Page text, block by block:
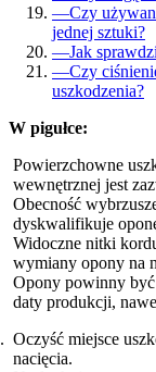
—Czy
jednej sztuki?
—Jak
—Czy
uszkodzenia?
W pigułce:
Powierzchowne
wewnętrznej jest
Obecność
dyskwalifikuje
Widoczne nitki
wymiany opony na
Opony powinny być
daty produkcji,
Oczyść miejsce
nacięcia.